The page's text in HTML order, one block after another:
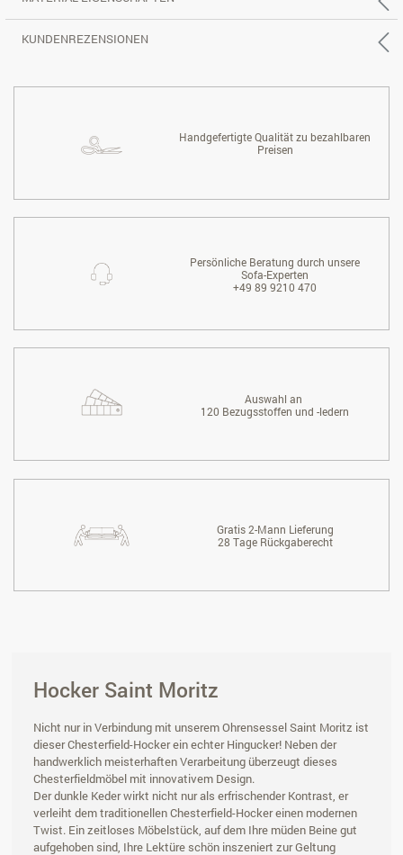
KUNDENREZENSIONEN
Handgefertigte Qualität zu bezahlbaren
Preisen
Persönliche Beratung durch unsere
Sofa-Experten
+49 89 9210 470
Auswahl an
120 Bezugsstoffen und -ledern
Gratis 2-Mann Lieferung
28 Tage Rückgaberecht
Hocker Saint Moritz
Nicht nur in Verbindung mit unserem Ohrensessel Saint Moritz ist
dieser Chesterfield-Hocker ein echter Hingucker! Neben der
handwerklich meisterhaften Verarbeitung überzeugt dieses
Chesterfieldmöbel mit innovativem Design.
Der dunkle Keder wirkt nicht nur als erfrischender Kontrast, er
verleiht dem traditionellen Chesterfield-Hocker einen modernen
Twist. Ein zeitloses Möbelstück, auf dem Ihre müden Beine gut
aufgehoben sind, Ihre Lektüre schön inszeniert zur Geltung